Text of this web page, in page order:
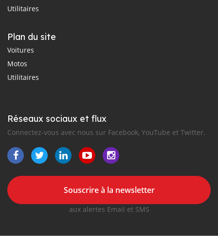
Utilitaires
Plan du site
Voitures
Motos
Utilitaires
Réseaux sociaux et flux
Connectez-vous avec nous sur Facebook, YouTube et Twitter.
Souscrire à la newsletter
aux alertes Email et SMS